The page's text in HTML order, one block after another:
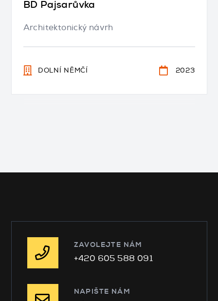
BD Pajsarůvka
Architektonický návrh
DOLNÍ NĚMČÍ 2023
ZAVOLEJTE NÁM
+420 605 588 091
NAPIŠTE NÁM